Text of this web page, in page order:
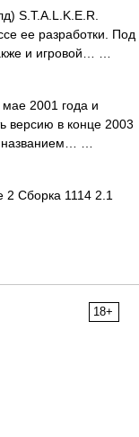
S.T.A.L.K.E.R.
ее разработки. Под
и игровой… …
2001 года и
версию в конце 2003
названием… …
Сборка 1114 2.1
18+